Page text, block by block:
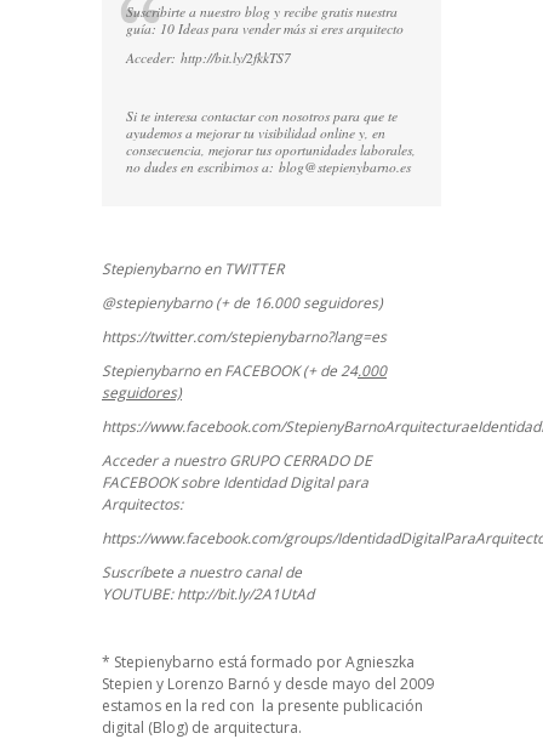
Suscribirte a nuestro blog y recibe gratis nuestra
guía: 10 Ideas para vender más si eres arquitecto
Acceder: http://bit.ly/2fkkTS7
Si te interesa contactar con nosotros para que te
ayudemos a mejorar tu visibilidad online y, en
consecuencia, mejorar tus oportunidades laborales,
no dudes en escribirnos a: blog@stepienybarno.es
Stepienybarno en TWITTER
@stepienybarno (+ de 16.000 seguidores)
https://twitter.com/stepienybarno?lang=es
Stepienybarno en FACEBOOK (+ de 24.000
seguidores)
https://www.facebook.com/
Acceder a nuestro GRUPO CERRADO DE
FACEBOOK sobre Identidad Digital para
Arquitectos:
https://www.facebook.com/groups/
Suscríbete a nuestro canal de
YOUTUBE:http://bit.ly/2A1UtAd
* Stepienybarno está formado por Agnieszka
Stepien y Lorenzo Barnó y desde mayo del 2009
estamos en la red con la presente publicación
digital (Blog) de arquitectura.